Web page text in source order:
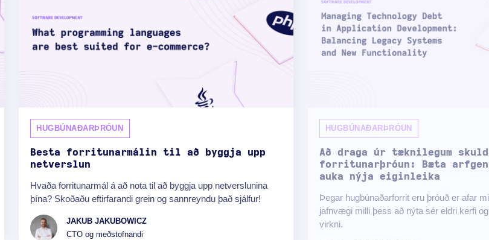
HUGBÚNAÐARÞRÓUN
Besta forritunarmálin til að byggja upp
netverslun
Hvaða forritunarmál á að nota til að byggja upp netverslunina
þína? Skoðaðu eftirfarandi grein og sannreyndu það sjálfur!
JAKUB JAKUBOWICZ
CTO og meðstofnandi
HUGBÚNAÐARÞRÓUN
Að draga úr tæknilegum
forritunarþróun: Bæta
auka nýja eiginleika
Þegar hugbúnaðarforrit eru þróuð er afar
jafnvægi milli þess að nýta sér eldri kerfi
virkni.